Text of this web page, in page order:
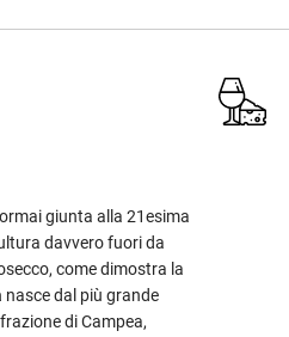
giunta alla 21esima
davvero fuori da
come dimostra la
nasce dal più grande
di Campea,